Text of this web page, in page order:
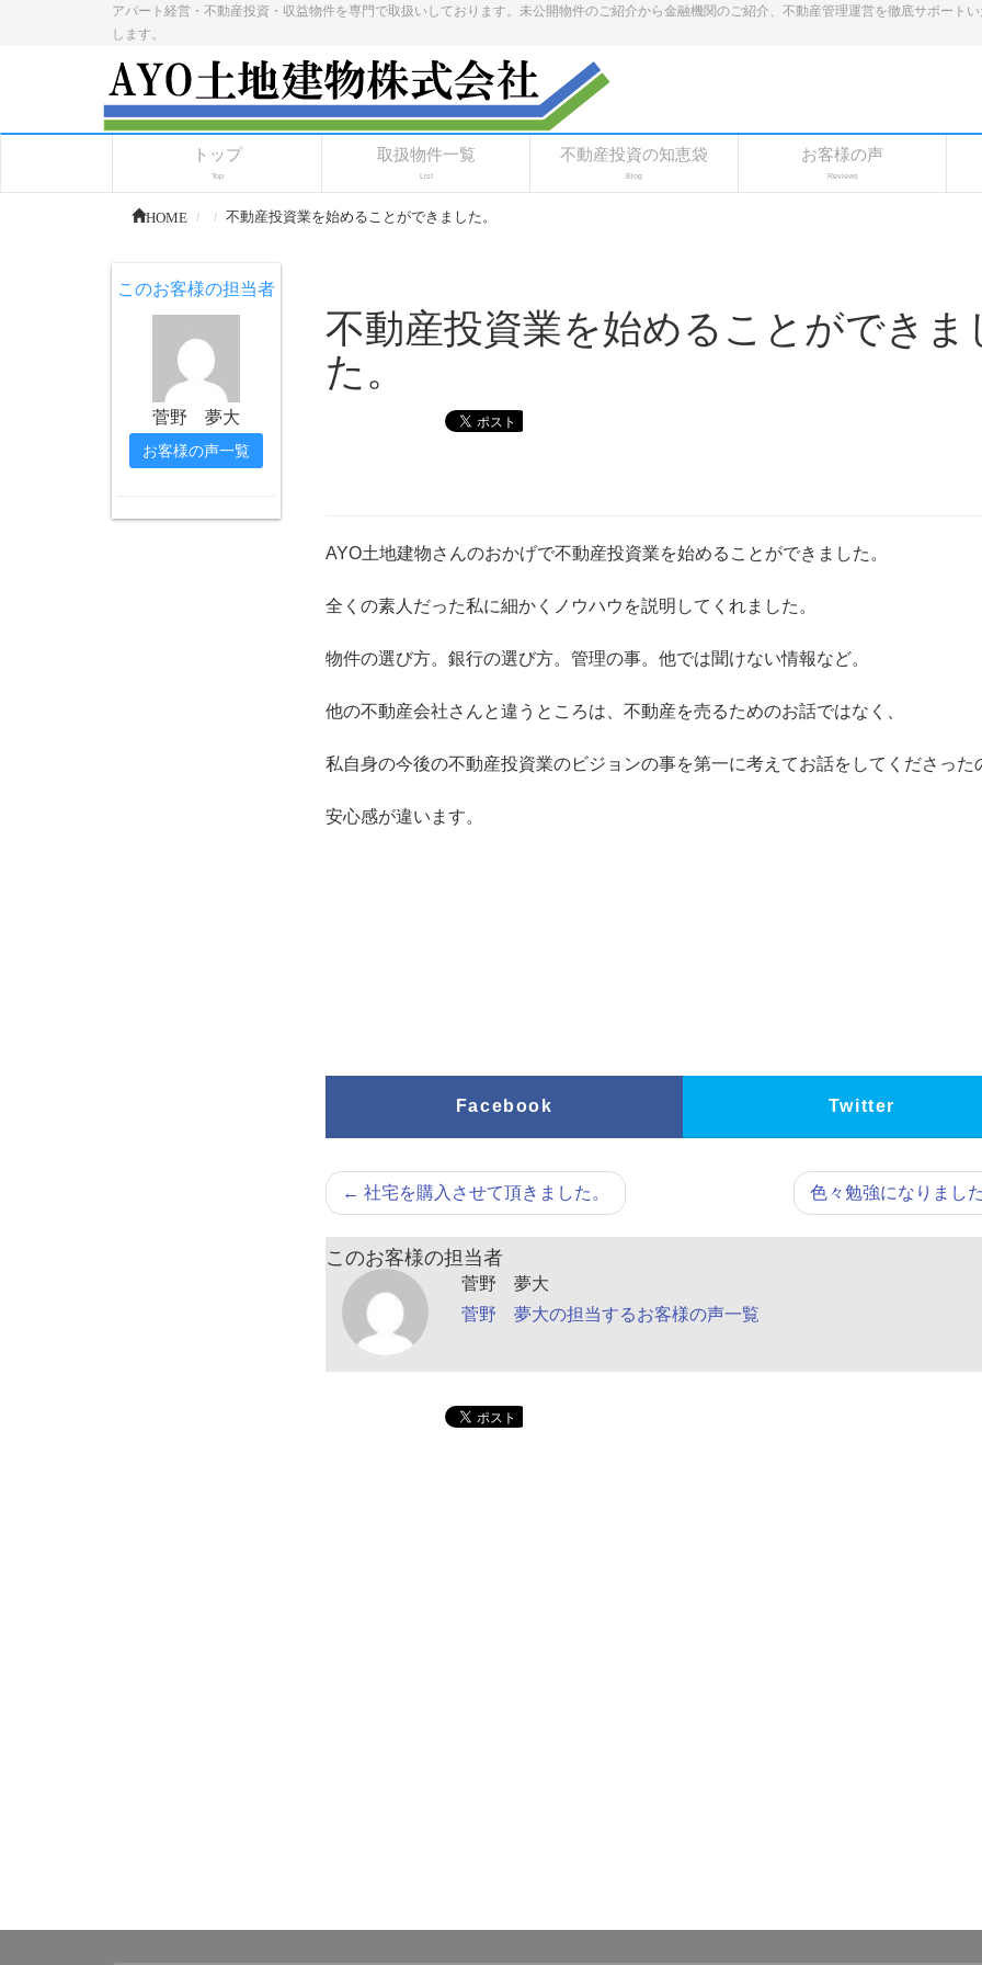
アパート経営・不動産投資・収益物件を専門で取扱いしております。未公開物件のご紹介から金融機関のご紹介、不動産管理運営を徹底サポート
します。
トップ
Top
取扱物件一覧
List
不動産投資の知恵袋
Blog
お客様の声
Reviews
HOME 不動産投資業を始めることができました。
不動産投資業を始めることができま
た。
AYO土地建物さんのおかげで不動産投資業を始めることができました。
全くの素人だった私に細かくノウハウを説明してくれました。
物件の選び方。銀行の選び方。管理の事。他では聞けない情報など。
他の不動産会社さんと違うところは、不動産を売るためのお話ではなく、
私自身の今後の不動産投資業のビジョンの事を第一に考えてお話をしてくださった
安心感が違います。
Facebook Twitter
← 社宅を購入させて頂きました。 色々勉強になりまし
このお客様の担当者
菅野 夢大
菅野 夢大の担当するお客様の声一覧
このお客様の担当者
菅野 夢大
お客様の声一覧